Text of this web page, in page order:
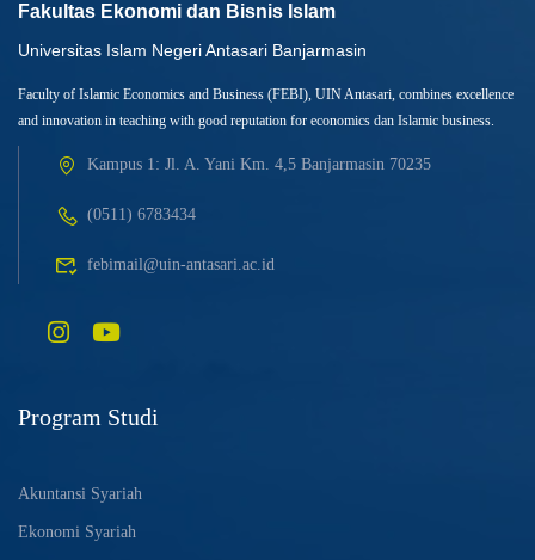
Fakultas Ekonomi dan Bisnis Islam
Universitas Islam Negeri Antasari Banjarmasin
Faculty of Islamic Economics and Business (FEBI), UIN Antasari, combines excellence
and innovation in teaching with good reputation for economics dan Islamic business.
Kampus 1: Jl. A. Yani Km. 4,5 Banjarmasin 70235
(0511) 6783434
febimail@uin-antasari.ac.id
Program Studi
Akuntansi Syariah
Ekonomi Syariah